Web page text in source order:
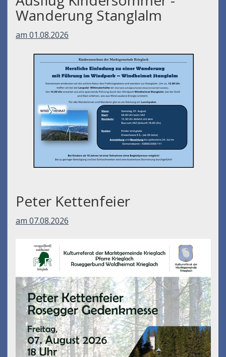
Wanderung Stanglalm
am 01.08.2026
Peter Kettenfeier
am 07.08.2026